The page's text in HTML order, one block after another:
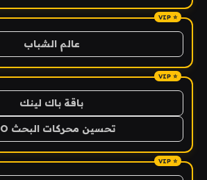
عالم الشباب
باقة باك لينك
تحسين محركات البحث SEO